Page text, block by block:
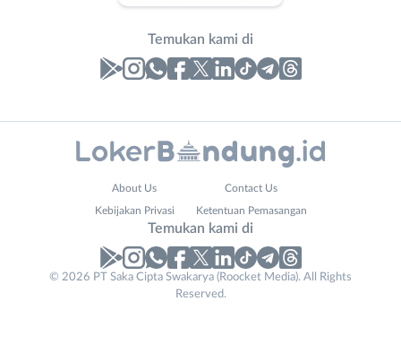
Temukan kami di
Lowongan
WebsiteNo. Telp /
About Us Contact Us
Kebijakan Privasi Ketentuan Pemasangan
Temukan kami di
© 2026 PT Saka Cipta Swakarya (Roocket Media). All Rights
Reserved.